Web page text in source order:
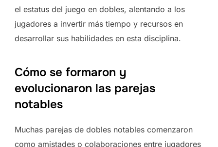
el estatus del juego en dobles, alentando a los
jugadores a invertir más tiempo y recursos en
desarrollar sus habilidades en esta disciplina.
Cómo se formaron y
evolucionaron las parejas
notables
Muchas parejas de dobles notables comenzaron
como amistades o colaboraciones entre jugadores